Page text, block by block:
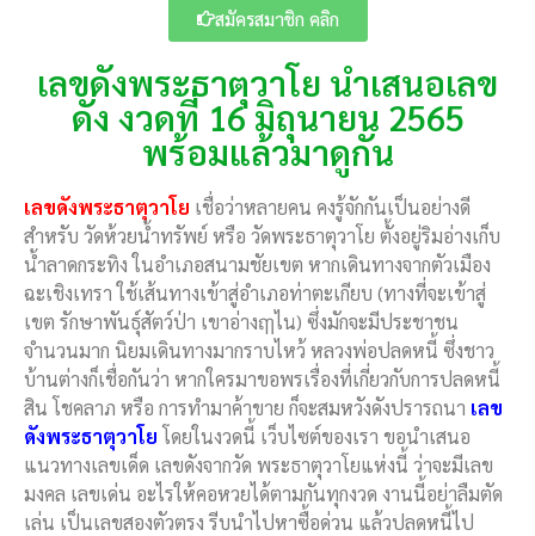
สมัครสมาชิก คลิก
เลขดังพระธาตุวาโย นำเสนอเลข
ดัง งวดที่ 16 มิถุนายน 2565
พร้อมแล้วมาดูกัน
เลขดังพระธาตุวาโย เชื่อว่าหลายคน คงรู้จักกันเป็นอย่างดี
สำหรับ วัดห้วยน้ำทรัพย์ หรือ วัดพระธาตุวาโย ตั้งอยู่ริมอ่างเก็บ
น้ำลาดกระทิง ในอำเภอสนามชัยเขต หากเดินทางจากตัวเมือง
ฉะเชิงเทรา ใช้เส้นทางเข้าสู่อำเภอท่าตะเกียบ (ทางที่จะเข้าสู่
เขต รักษาพันธุ์สัตว์ป่า เขาอ่างฤๅไน) ซึ่งมักจะมีประชาชน
จำนวนมาก นิยมเดินทางมากราบไหว้ หลวงพ่อปลดหนี้ ซึ่งชาว
บ้านต่างก็เชื่อกันว่า หากใครมาขอพรเรื่องที่เกี่ยวกับการปลดหนี้
สิน โชคลาภ หรือ การทำมาค้าขาย ก็จะสมหวังดังปรารถนา เลข
ดังพระธาตุวาโยโดยในงวดนี้ เว็บไซต์ของเรา ขอนำเสนอ
แนวทางเลขเด็ด เลขดังจากวัด พระธาตุวาโยแห่งนี้ ว่าจะมีเลข
มงคล เลขเด่น อะไรให้คอหวยได้ตามกันทุกงวด งานนี้อย่าลืมตัด
เล่น เป็นเลขสองตัวตรง รีบนำไปหาซื้อด่วน แล้วปลดหนี้ไป